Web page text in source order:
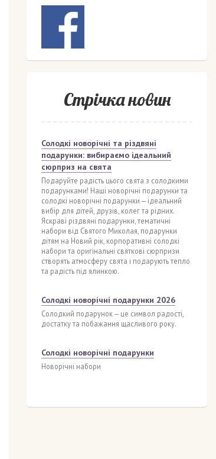
Стрічка новин
Солодкі новорічні та різдвяні
подарунки: вибираємо ідеальний
сюрприз на свята
Подаруйте радість цього свята з солодкими
подарунками! Наші новорічні подарунки та
солодкі новорічні подарунки — ідеальний
вибір для дітей, друзів, колег та рідних.
Яскраві різдвяні подарунки, тематичні
набори від Святого Миколая, подарунки
дітям на Новий рік, корпоративні солодкі
набори та оригінальні святкові сюрпризи
створять атмосферу свята і подарують тепло
та радість під ялинкою.
Солодкі новорічні подарунки 2026
Солодкий подарунок — це символ радості,
достатку та побажання щасливого року.
Солодкі новорічні подарунки
Новорічні набори